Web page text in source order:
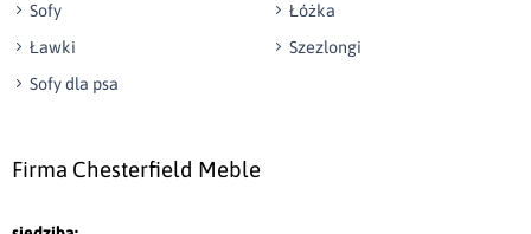
Sofy
Łóżka
Ławki
Szezlongi
Sofy dla psa
Firma Chesterfield Meble